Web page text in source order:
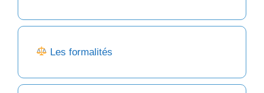
Les formalités